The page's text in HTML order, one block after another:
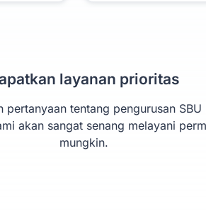
layanan prioritas
tentang pengurusan
akan sangat senang melayani
mungkin.